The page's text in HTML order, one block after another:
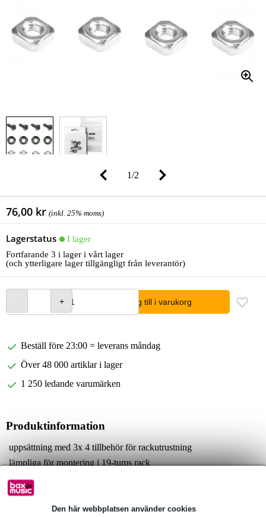
Den här webbplatsen använder cookies
1/2
76,00 kr (inkl. 25% moms)
Lagerstatus
I lager
Fortfarande 3 i lager i vårt lager
(och ytterligare lager tillgängligt från leverantör)
lägg till i varukorg
Beställ före 23:00 = leverans måndag
Över 48 000 artiklar i lager
1 250 ledande varumärken
Produktinformation
uppsättning med 3x 4 tillbehör för rackutrustning
lämpliga för montering i 19-tums rack
4 x Adam Hall 19-tums 5410 BLK:
M6 skruvar med korshuvud
längd: 16 mm